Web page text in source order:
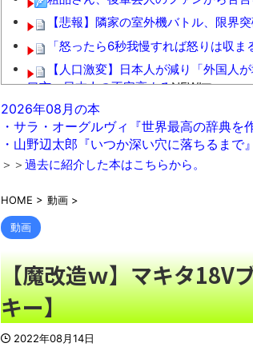
【悲報】隣家の室外機バトル、限界
「怒ったら6秒我慢すれば怒りは収ま
【人口激変】日本人が減り「外国人
口市 日本人の不安高まるNEW!
38歳女ですが結婚する気全くないん
有名配信者さん、ジャングリア沖縄
しながら熱弁「誰かが声を上げないといけ
【九州名物】鶏刺し食べた医師、全
【悲報】「果糖」が「がん転移」を促
「オッス！はるかちゃん」全巻99
め】NEW!
【動画】よく助けられたな。岐阜の
懲役7年を求刑 元ジャンポケ・斉藤
2026年08月の本
・サラ・オーグルヴィ『世界最高の辞典を
・山野辺太郎『いつか深い穴に落ちるまで』
＞＞ 過去に紹介した本はこちらから。
HOME > 動画 >
動画
【魔改造ｗ】マキタ18V
キー】
2022年08月14日